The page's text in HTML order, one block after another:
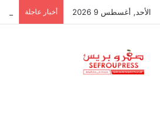
الأحد, أغسطس 9 2026 أخبار عاجلة